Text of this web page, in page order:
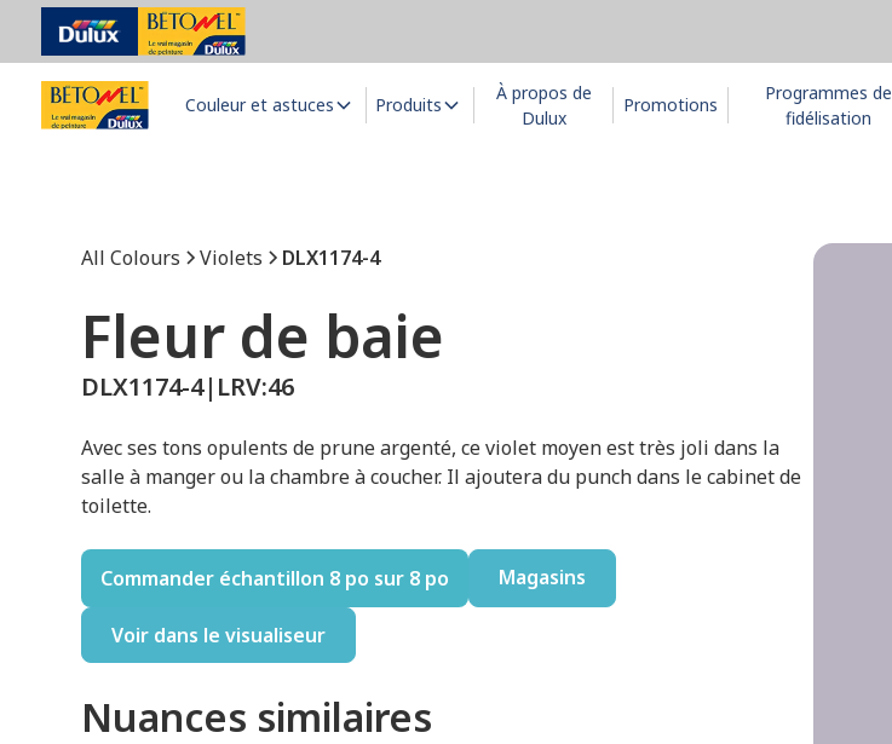
Couleur et astuces Produits
À propos de
Dulux
Promotions
Programmes de
fidélisation
All Colours Violets DLX1174-4
Fleur de baie
DLX1174-4| LRV:46
Avec ses tons opulents de prune argenté, ce violet moyen est très joli dans la
salle à manger ou la chambre à coucher. Il ajoutera du punch dans le cabinet de
toilette.
Commander échantillon 8 po sur 8 po Magasins
Voir dans le visualiseur
Nuances similaires